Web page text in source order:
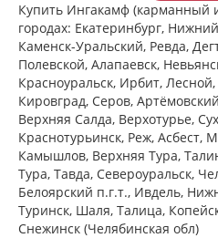
Купить Ингакамф (карманный
городах: Екатеринбург,
Каменск-Уральский, Ревда,
Полевской, Алапаевск,
Красноуральск, Ирбит,
Кировград, Серов,
Верхняя Салда, Верхотурье,
Краснотурьинск, Реж, Асбест,
Камышлов, Верхняя Тура,
Тура, Тавда, Североуральск,
Белоярский п.г.т., Ивдель,
Туринск, Шаля, Талица,
Снежинск (Челябинская обл)